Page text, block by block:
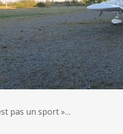
pas un sport »…